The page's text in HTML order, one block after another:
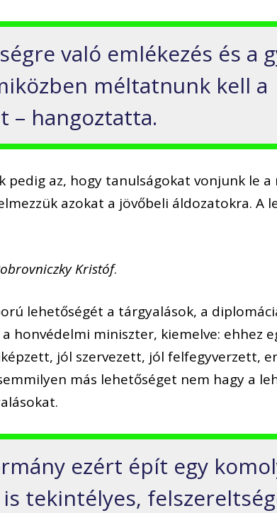
való emlékezés és a
méltatnunk kell a
– hangoztatta.
pedig az, hogy tanulságokat vonjunk le
azokat a jövőbeli áldozatokra. A
Kristóf.
lehetőségét a tárgyalások, a
honvédelmi miniszter, kiemelve: ehhez
jól szervezett, jól felfegyverzett,
más lehetőséget nem hagy a
ezért épít egy
tekintélyes,